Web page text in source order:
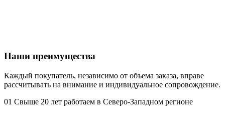
Наши преимущества
Каждый покупатель, независимо от объема заказа, вправе
рассчитывать на внимание и индивидуальное сопровождение.
01 Свыше 20 лет работаем в Северо-Западном регионе